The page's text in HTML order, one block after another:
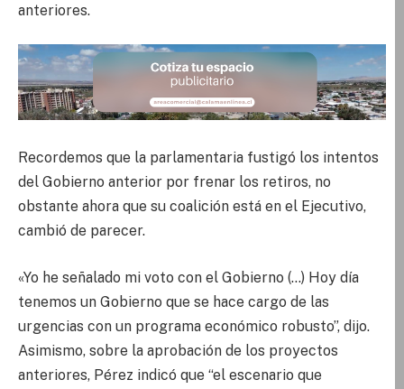
anteriores.
Recordemos que la parlamentaria fustigó los intentos
del Gobierno anterior por frenar los retiros, no
obstante ahora que su coalición está en el Ejecutivo,
cambió de parecer.
«Yo he señalado mi voto con el Gobierno (…) Hoy día
tenemos un Gobierno que se hace cargo de las
urgencias con un programa económico robusto”, dijo.
Asimismo, sobre la aprobación de los proyectos
anteriores, Pérez indicó que “el escenario que